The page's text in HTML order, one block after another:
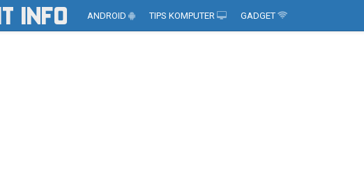
ANDROID TIPS KOMPUTER GADGET